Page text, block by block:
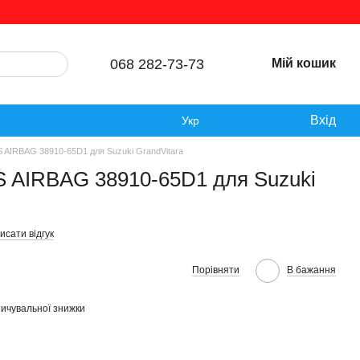
068 282-73-73 Мій кошик
Укр Вхід
AIRBAG 38910-65D1 для Suzuki GrandVitara
AIRBAG 38910-65D1 для Suzuki
відгук
Порівняти В бажання
знижки